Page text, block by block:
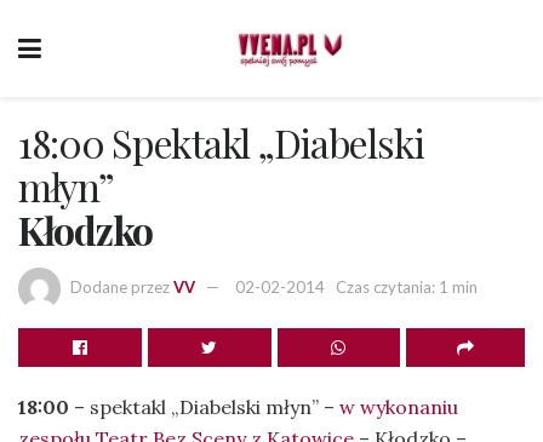
18:00 Spektakl „Diabelski
młyn”
Kłodzko
Dodane przezVV 02-02-2014 Czas czytania: 1 min
18:00 – spektakl „Diabelski młyn” – w wykonaniu